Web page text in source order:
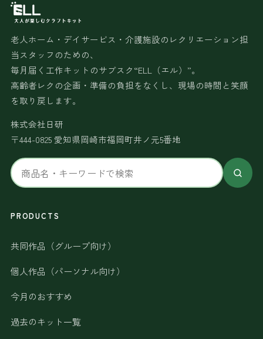
老人ホーム・デイサービス・介護施設のレクリエーション担
当スタッフのための、
毎月届く工作キットのサブスク“ELL（エル）”。
高齢者レクの企画・準備の負担をなくし、現場の時間と笑顔
を取り戻します。
株式会社日研
〒444-0825 愛知県岡崎市福岡町井ノ元5番地
サ
イ
内
索
PRODUCTS
共同作品（グループ向け）
個人作品（パーソナル向け）
今月のおすすめ
過去のキット一覧